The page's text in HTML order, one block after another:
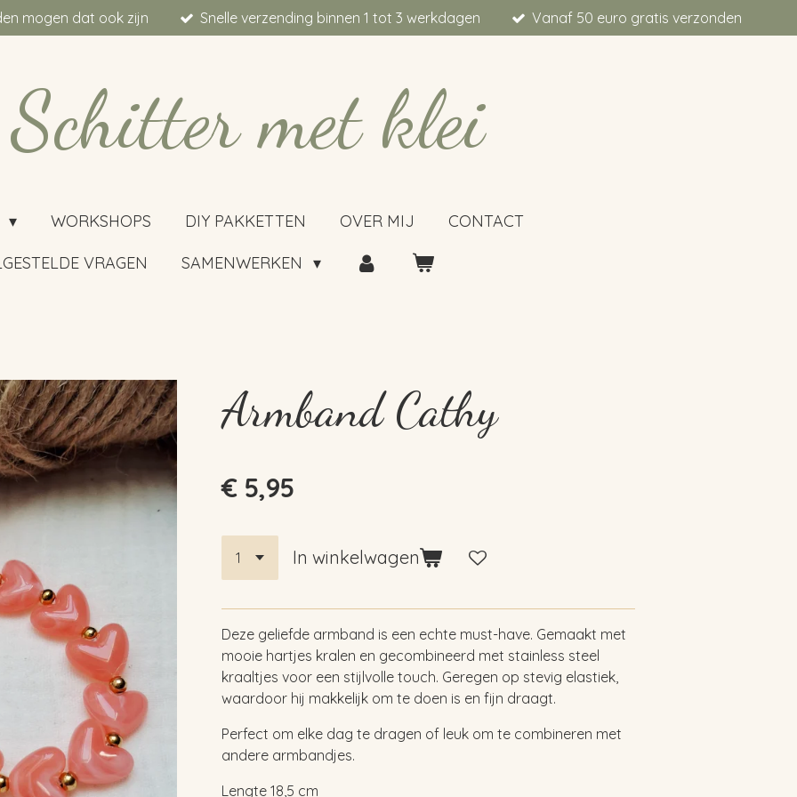
mogen dat ook zijn Snelle verzending binnen 1 tot 3 werkdagen Vanaf 50 euro gratis verzonden
Schitter met klei
WORKSHOPS DIY PAKKETTEN OVER MIJ CONTACT
VRAGEN SAMENWERKEN
Armband Cathy
€ 5,95
In winkelwagen
Deze geliefde armband is een echte must-have. Gemaakt met
mooie hartjes kralen en gecombineerd met stainless steel
kraaltjes voor een stijlvolle touch. Geregen op stevig elastiek,
waardoor hij makkelijk om te doen is en fijn draagt.
Perfect om elke dag te dragen of leuk om te combineren met
andere armbandjes.
Lengte 18,5 cm